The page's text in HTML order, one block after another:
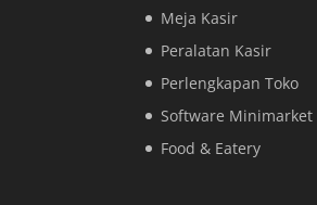
Meja Kasir
Peralatan Kasir
Perlengkapan Toko
Software Minimarket
Food & Eatery